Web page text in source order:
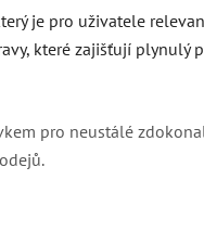
je pro uživatele
které zajišťují plynulý
pro neustálé